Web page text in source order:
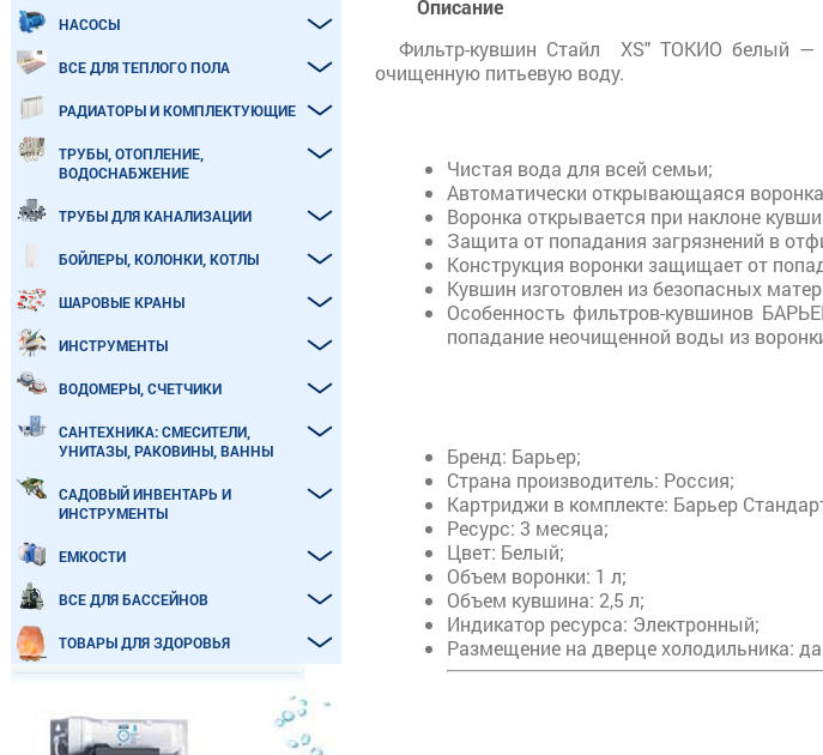
Описание
Фильтр-кувшин Стайл XS" ТОКИО белый —
очищенную питьевую воду.
Чистая вода для всей семьи;
Автоматически открывающаяся
Воронка открывается при наклоне
Защита от попадания загрязнений в
Конструкция воронки защищает от
Кувшин изготовлен из безопасных
Особенность фильтров-кувшинов
попадание неочищенной воды из
Бренд: Барьер;
Страна производитель: Россия;
Картриджи в комплекте: Барьер
Ресурс: 3 месяца;
Цвет: Белый;
Объем воронки: 1 л;
Объем кувшина: 2,5 л;
Индикатор ресурса: Электронный;
Размещение на дверце холодильника:
НАСОСЫ
ВСЕ ДЛЯ ТЕПЛОГО ПОЛА
РАДИАТОРЫ И КОМПЛЕКТУЮЩИЕ
ТРУБЫ, ОТОПЛЕНИЕ,
ВОДОСНАБЖЕНИЕ
ТРУБЫ ДЛЯ КАНАЛИЗАЦИИ
БОЙЛЕРЫ, КОЛОНКИ, КОТЛЫ
ШАРОВЫЕ КРАНЫ
ИНСТРУМЕНТЫ
ВОДОМЕРЫ, СЧЕТЧИКИ
САНТЕХНИКА: СМЕСИТЕЛИ,
УНИТАЗЫ, РАКОВИНЫ, ВАННЫ
САДОВЫЙ ИНВЕНТАРЬ И
ИНСТРУМЕНТЫ
ЕМКОСТИ
ВСЕ ДЛЯ БАССЕЙНОВ
ТОВАРЫ ДЛЯ ЗДОРОВЬЯ